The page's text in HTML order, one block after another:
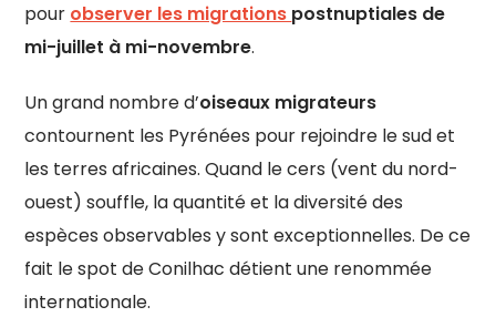
pour observer les migrations postnuptiales de
mi-juillet à mi-novembre.
Un grand nombre d’oiseaux migrateurs
contournent les Pyrénées pour rejoindre le sud et
les terres africaines. Quand le cers (vent du nord-
ouest) souffle, la quantité et la diversité des
espèces observables y sont exceptionnelles. De ce
fait le spot de Conilhac détient une renommée
internationale.